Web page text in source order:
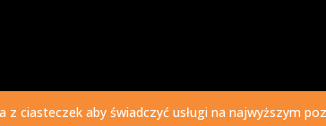
ciasteczek aby świadczyć usługi na najwyższym